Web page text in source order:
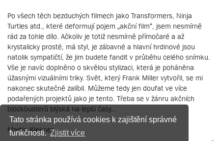
Tato stránka používá cookies k zajištění správné
funkčnosti.Zjistit více
Po všech těch bezduchých filmech jako Transformers, Ninja
Turtles atd., které deformují pojem „akční film“, jsem nesmírně
rád za tohle dílo. Ačkoliv je totiž nesmírně přímočaré a až
krystalicky prosté, má styl, je zábavné a hlavní hrdinové jsou
natolik sympatičtí, že jim budete fandit v průběhu celého snímku.
Vše je navíc doplněno o skvělou stylizaci, která je poháněna
úžasnými vizuálními triky. Svět, který Frank Miller vytvořil, se mi
nakonec skutečně zalíbil. Můžeme tedy jen doufat ve více
podařených projektů jako je tento. Třeba se v žánru akčních
blockbusterů blýská na lepší časy...
Martin Klekner